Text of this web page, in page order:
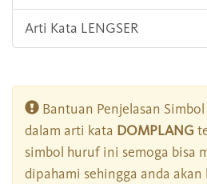
Arti Kata LENGSER
Bantuan Penjelasan
dalam arti kata DOMPLANG
simbol huruf ini semoga bisa
dipahami sehingga anda akan